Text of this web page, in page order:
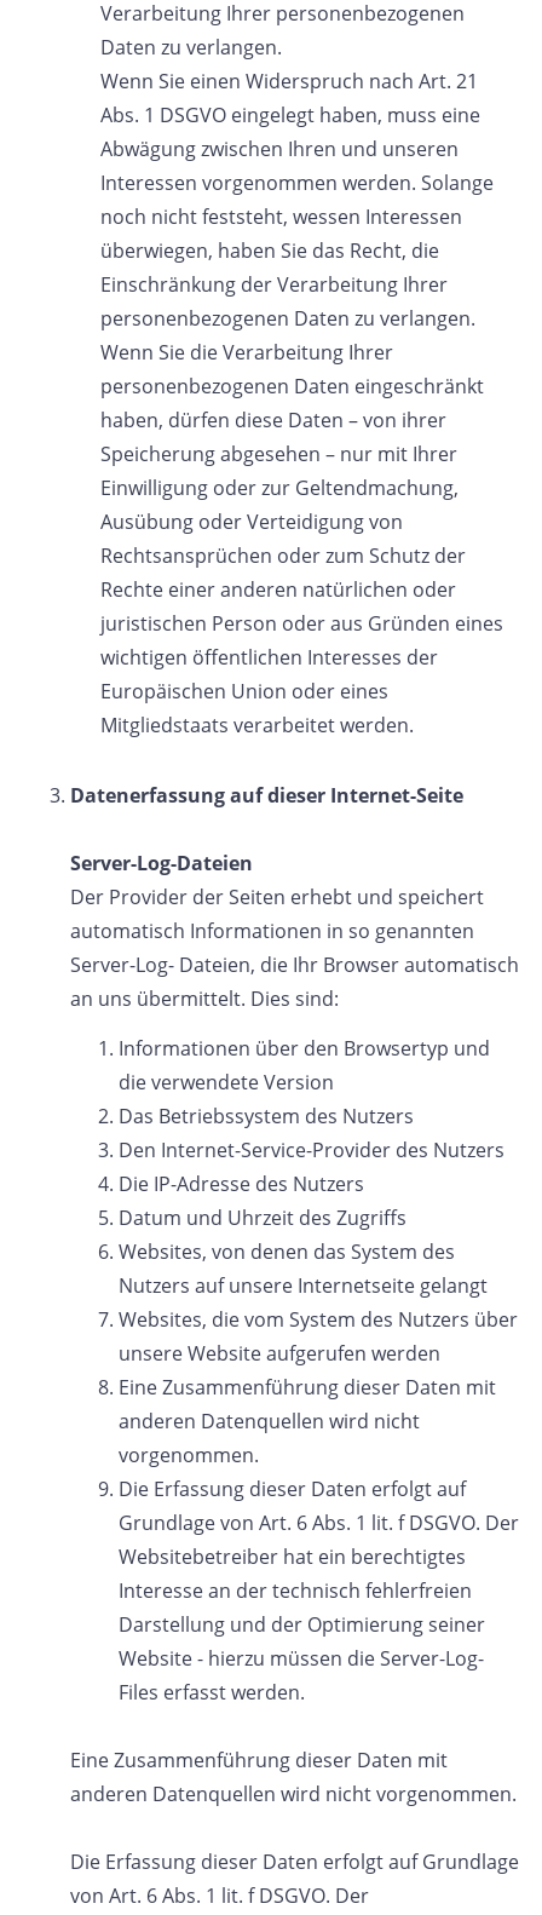
Verarbeitung Ihrer personenbezogenen
Daten zu verlangen.
Wenn Sie einen Widerspruch nach Art. 21
Abs. 1 DSGVO eingelegt haben, muss eine
Abwägung zwischen Ihren und unseren
Interessen vorgenommen werden. Solange
noch nicht feststeht, wessen Interessen
überwiegen, haben Sie das Recht, die
Einschränkung der Verarbeitung Ihrer
personenbezogenen Daten zu verlangen.
Wenn Sie die Verarbeitung Ihrer
personenbezogenen Daten eingeschränkt
haben, dürfen diese Daten – von ihrer
Speicherung abgesehen – nur mit Ihrer
Einwilligung oder zur Geltendmachung,
Ausübung oder Verteidigung von
Rechtsansprüchen oder zum Schutz der
Rechte einer anderen natürlichen oder
juristischen Person oder aus Gründen eines
wichtigen öffentlichen Interesses der
Europäischen Union oder eines
Mitgliedstaats verarbeitet werden.
Datenerfassung auf dieser Internet-Seite
Server-Log-Dateien
Der Provider der Seiten erhebt und speichert
automatisch Informationen in so genannten
Server-Log- Dateien, die Ihr Browser automatisch
an uns übermittelt. Dies sind:
Informationen über den Browsertyp und
die verwendete Version
Das Betriebssystem des Nutzers
Den Internet-Service-Provider des Nutzers
Die IP-Adresse des Nutzers
Datum und Uhrzeit des Zugriffs
Websites, von denen das System des
Nutzers auf unsere Internetseite gelangt
Websites, die vom System des Nutzers über
unsere Website aufgerufen werden
Eine Zusammenführung dieser Daten mit
anderen Datenquellen wird nicht
vorgenommen.
Die Erfassung dieser Daten erfolgt auf
Grundlage von Art. 6 Abs. 1 lit. f DSGVO. Der
Websitebetreiber hat ein berechtigtes
Interesse an der technisch fehlerfreien
Darstellung und der Optimierung seiner
Website - hierzu müssen die Server-Log-
Files erfasst werden.
Eine Zusammenführung dieser Daten mit
anderen Datenquellen wird nicht vorgenommen.
Die Erfassung dieser Daten erfolgt auf Grundlage
von Art. 6 Abs. 1 lit. f DSGVO. Der